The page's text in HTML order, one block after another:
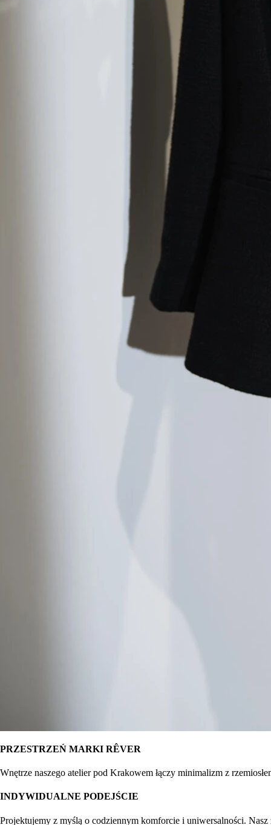
PRZESTRZEŃ MARKI RÊVER
Wnętrze naszego atelier pod Krakowem łączy minimalizm z
INDYWIDUALNE PODEJŚCIE
Projektujemy z myślą o codziennym komforcie i uniwersalności.